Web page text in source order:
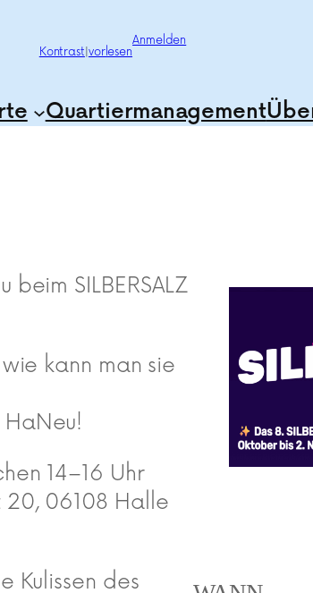
Kontrast vorlesen
Anmelden
Quartiermanagement
SILBERSALZ
kann man sie
14–16 Uhr
06108 Halle
Kulissen des